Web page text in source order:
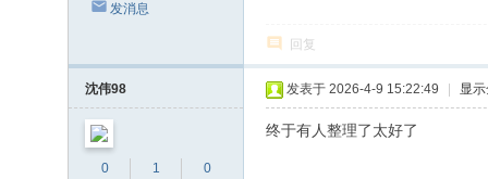
发消息
回复
沈伟98
0
1
0
发表于 2026-4-9 15:22:49 显
终于有人整理了太好了